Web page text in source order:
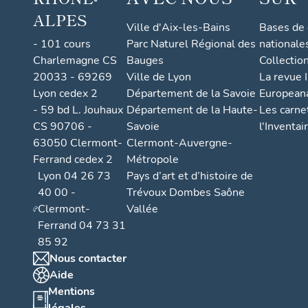
ALPES
- 101 cours
Charlemagne CS
20033 - 69269
Lyon cedex 2
- 59 bd L. Jouhaux
CS 90706 -
63050 Clermont-
Ferrand cedex 2
Lyon 04 26 73
40 00 -
Clermont-
Ferrand 04 73 31
85 92
Nous contacter
Aide
Mentions
Ville d'Aix-les-Bains
Parc Naturel Régional des
Bauges
Ville de Lyon
Département de la Savoie
Département de la Haute-
Savoie
Clermont-Auvergne-
Métropole
Pays d’art et d’histoire de
Trévoux Dombes Saône
Vallée
Bases
La revue
Les